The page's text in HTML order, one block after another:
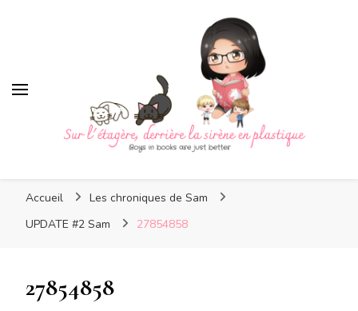
Sur l'étagère, derrière la
sirène en plastique
sirène en plastique
Accueil
Les chroniques de Sam
UPDATE #2 Sam
27854858
27854858